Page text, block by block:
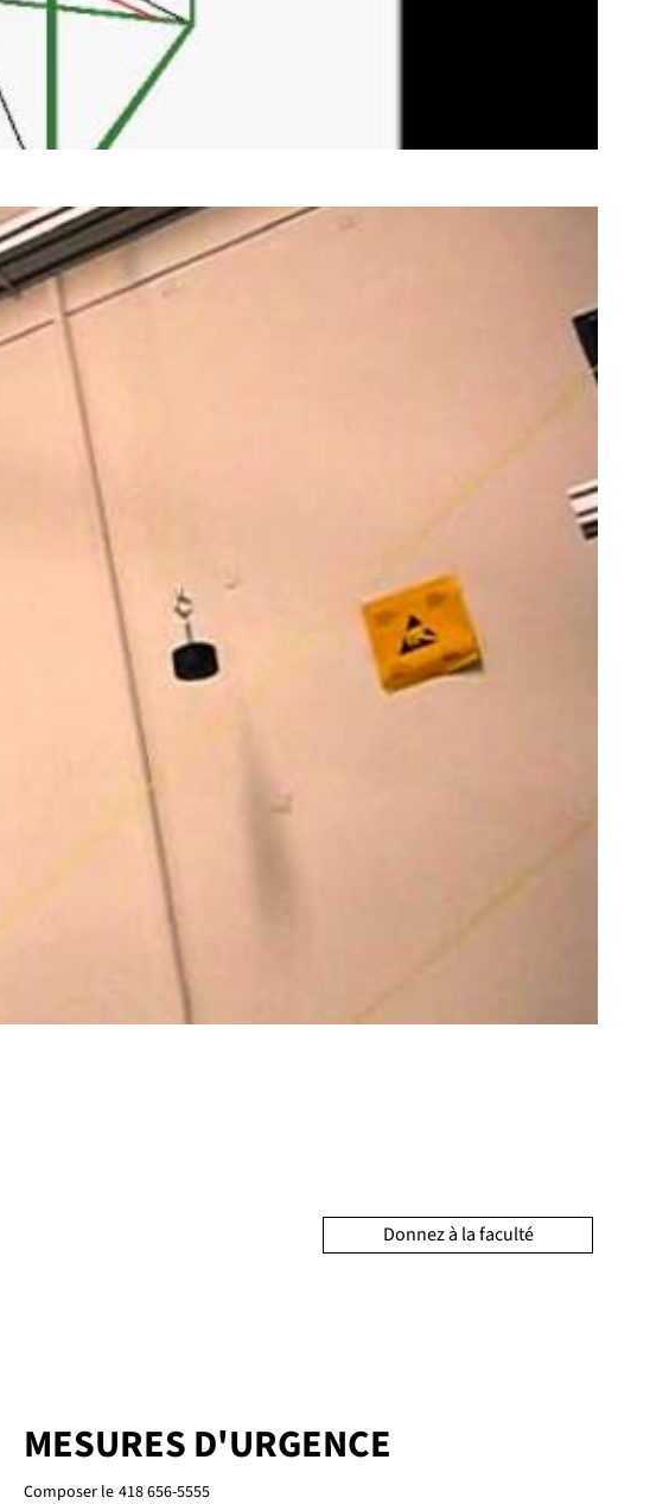
MESURES D'URGENCE
Composer le 418 656-5555
Donnez à la faculté